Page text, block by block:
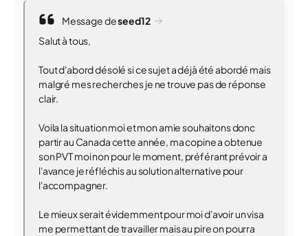
Message deseed12
Salut à tous,
Tout d'abord désolé si ce sujet a déjà été abordé mais
malgré mes recherches je ne trouve pas de réponse
clair.
Voila la situation moi et mon amie souhaitons donc
partir au Canada cette année, ma copine a obtenue
son PVT moi non pour le moment, préférant prévoir a
l'avance je réfléchis au solution alternative pour
l'accompagner.
Le mieux serait évidemment pour moi d'avoir un visa
me permettant de travailler mais au pire on pourra